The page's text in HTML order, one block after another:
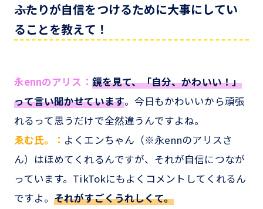
――ふたりが自信をつけるために大事にしてい
ることを教えて！
永ennのアリス： 鏡を見て、「自分、かわいい！」
って言い聞かせています。今日もかわいいから頑張
れるって思うだけで全然違うんですよね。
ゑむ氏。： よくエンちゃん（※永ennのアリスさ
ん）はほめてくれるんですが、それが自信につなが
っています。TikTokにもよくコメントしてくれるん
ですよ。それがすごくうれしくて。